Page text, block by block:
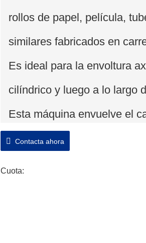
rollos de papel, película,
similares fabricados en
Es ideal para la envoltura
cilíndrico y luego a lo largo
Esta máquina envuelve el
prueba de humedad, agua
Contacta ahora
Cuota: